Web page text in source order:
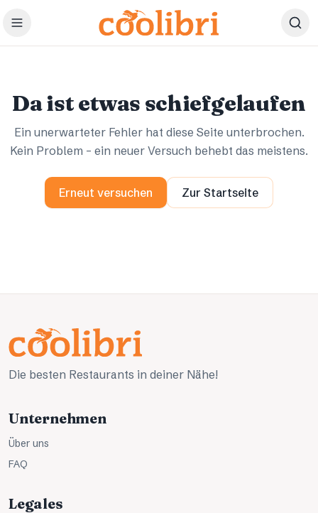
Zum Hauptinhalt springen
Da ist etwas schiefgelaufen
Ein unerwarteter Fehler hat diese Seite unterbrochen.
Kein Problem – ein neuer Versuch behebt das meistens.
Erneut versuchen Zur Startseite
Die besten Restaurants in deiner Nähe!
Unternehmen
Über uns
FAQ
Legales